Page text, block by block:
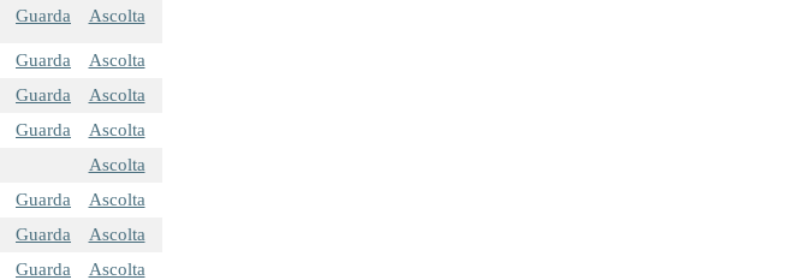
Guarda Ascolta
Guarda
Ascolta
Guarda
Ascolta
Guarda
Ascolta
Ascolta
Guarda
Ascolta
Guarda
Ascolta
Guarda Ascolta